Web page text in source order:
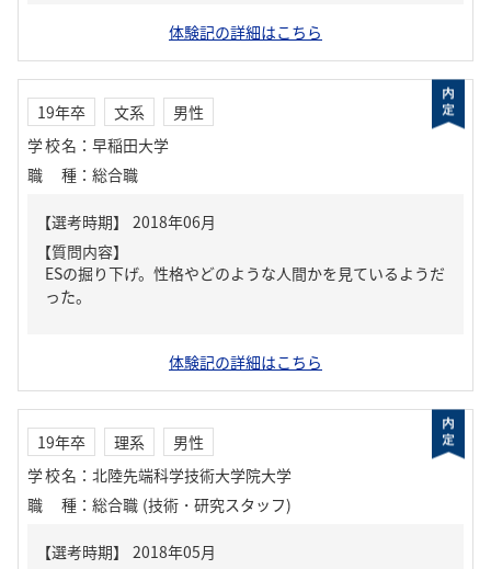
体験記の詳細はこちら
19年卒 文系
男性
学校名 ： 早稲田大学
職種 ： 総合職
【質問内容】
ESの掘り下げ。性格やどのような人間かを見ているようだ
った。
体験記の詳細はこちら
19年卒 理系
男性
学校名 ： 北陸先端科学技術大学院大学
職種 ： 総合職 (技術・研究スタッフ)